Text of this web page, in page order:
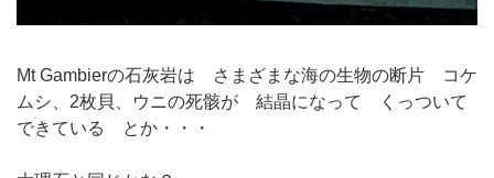
Mt Gambierの石灰岩は さまざまな海の生物の断片 コケ
ムシ、2枚貝、ウニの死骸が 結晶になって くっついて
できている とか・・・